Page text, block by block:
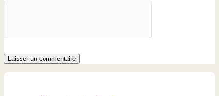
Laisser un commentaire